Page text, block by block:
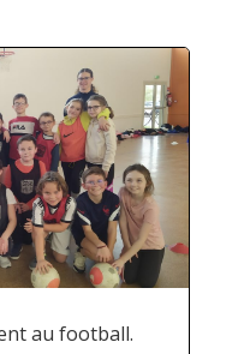
au football.